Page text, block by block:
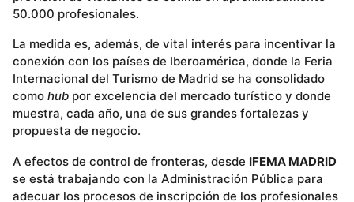
50.000 profesionales.
La medida es, además, de vital interés para incentivar la
conexión con los países de Iberoamérica, donde la Feria
Internacional del Turismo de Madrid se ha consolidado
como hub por excelencia del mercado turístico y donde
muestra, cada año, una de sus grandes fortalezas y
propuesta de negocio.
A efectos de control de fronteras, desde IFEMA MADRID
se está trabajando con la Administración Pública para
adecuar los procesos de inscripción de los profesionales